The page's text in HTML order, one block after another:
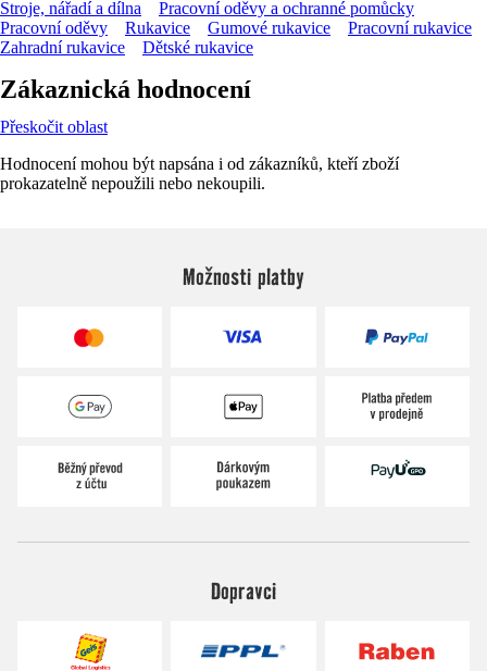
Stroje, nářadí a dílna
Pracovní oděvy a ochranné pomůcky
Pracovní oděvy
Rukavice Gumové rukavice
Pracovní rukavice
Zahradní rukavice
Dětské rukavice
Zákaznická hodnocení
Přeskočit oblast
Hodnocení mohou být napsána i od zákazníků, kteří zboží
prokazatelně nepoužili nebo nekoupili.
Možnosti platby
Dopravci